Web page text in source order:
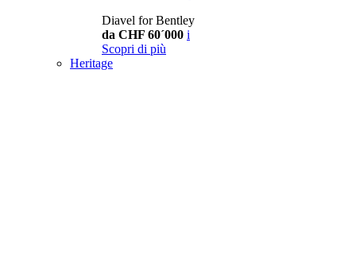
Diavel for Bentley
da CHF 60´000 i
Scopri di più
Heritage